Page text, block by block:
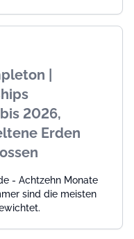
|
2026,
Erden
- Achtzehn Monate
sind die meisten